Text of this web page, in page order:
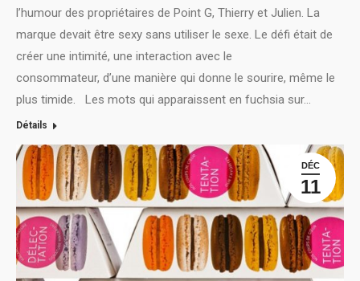
l’humour des propriétaires de Point G, Thierry et Julien. La
marque devait être sexy sans utiliser le sexe. Le défi était de
créer une intimité, une interaction avec le
consommateur, d’une manière qui donne le sourire, même le
plus timide. Les mots qui apparaissent en fuchsia sur…
Détails
DÉC
11